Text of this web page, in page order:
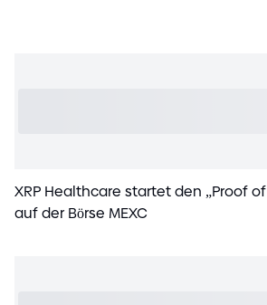
XRP Healthcare startet den „Proof
auf der Börse MEXC